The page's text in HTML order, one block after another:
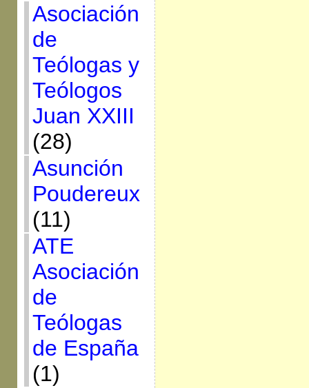
Asociación
de
Teólogas y
Teólogos
Juan XXIII
(28)
Asunción
Poudereux
(11)
ATE
Asociación
de
Teólogas
de España
(1)